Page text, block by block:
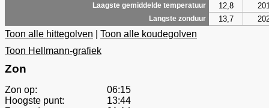
Laagste gemiddelde temperatuur 12,8
Langste zonduur 13,7
Toon alle hittegolven
Toon alle koudegolven
Toon Hellmann-grafiek
Zon
Zon op:
06:15
Hoogste punt:
13:44